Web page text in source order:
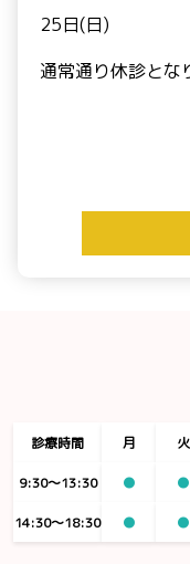
25日(日)
通常通り休診とな
診療時間 月 火
9:30〜13:30 ● ●
14:30〜18:30 ● ●